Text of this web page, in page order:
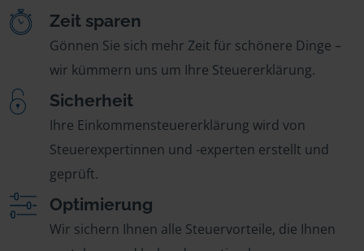
Zeit sparen
Gönnen Sie sich mehr Zeit für schönere Dinge –
wir kümmern uns um Ihre Steuererklärung.
Sicherheit
Ihre Einkommensteuererklärung wird von
Steuerexpertinnen und -experten erstellt und
geprüft.
Optimierung
Wir sichern Ihnen alle Steuervorteile, die Ihnen